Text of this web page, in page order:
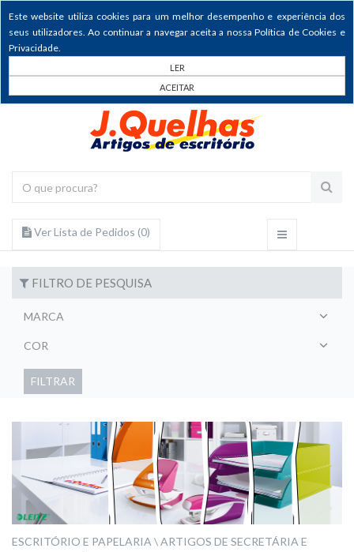
Este website utiliza cookies para um melhor desempenho e experiência dos
seus utilizadores. Ao continuar a navegar aceita a nossa Política de Cookies e
Privacidade.
LER
ACEITAR
Ver Lista de Pedidos (0)
FILTRO DE PESQUISA
MARCA
COR
FILTRAR
ESCRITÓRIO E PAPELARIA
ARTIGOS DE SECRETÁRIA E